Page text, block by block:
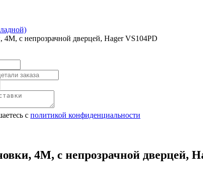
с непрозрачной дверцей, Hager VS104PD
с политикой конфиденциальности
4М, с непрозрачной дверцей,